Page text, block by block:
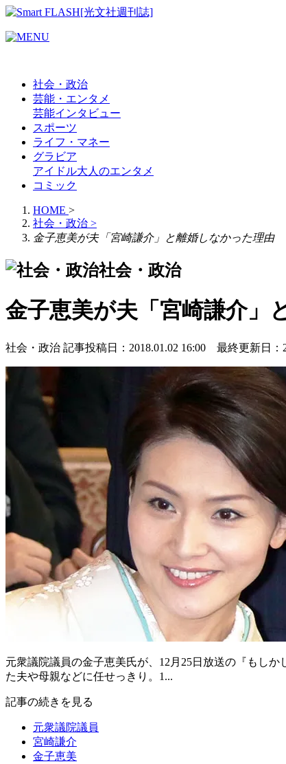
社会・政治
芸能・エンタメ
芸能インタビュー
スポーツ
ライフ・マネー
グラビア
アイドル大人のエンタメ
コミック
HOME >
社会・政治 >
金子恵美が夫「宮崎謙介」と離婚しなかった理由
社会・政治
金子恵美が夫「宮崎謙介」
社会・政治 記事投稿日：2018.01.02 16:00 最終更新日：
元衆議院議員の金子恵美氏が、12月25日放送の『もし
た夫や母親などに任せっきり。1...
記事の続きを見る
元衆議院議員
宮崎謙介
金子恵美